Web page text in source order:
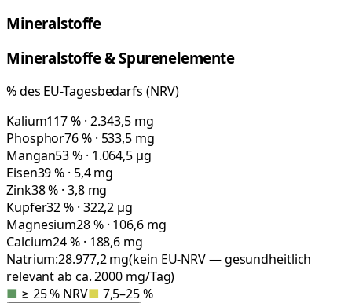
Mineralstoffe
Mineralstoffe & Spurenelemente
% des EU-Tagesbedarfs (NRV)
Kalium117 % · 2.343,5 mg
Phosphor76 % · 533,5 mg
Mangan53 % · 1.064,5 µg
Eisen39 % · 5,4 mg
Zink38 % · 3,8 mg
Kupfer32 % · 322,2 µg
Magnesium28 % · 106,6 mg
Calcium24 % · 188,6 mg
Natrium:28.977,2mg(kein EU-NRV — gesundheitlich
relevant ab ca. 2000 mg/Tag)
■ ≥ 25 % NRV■ 7,5–25 %